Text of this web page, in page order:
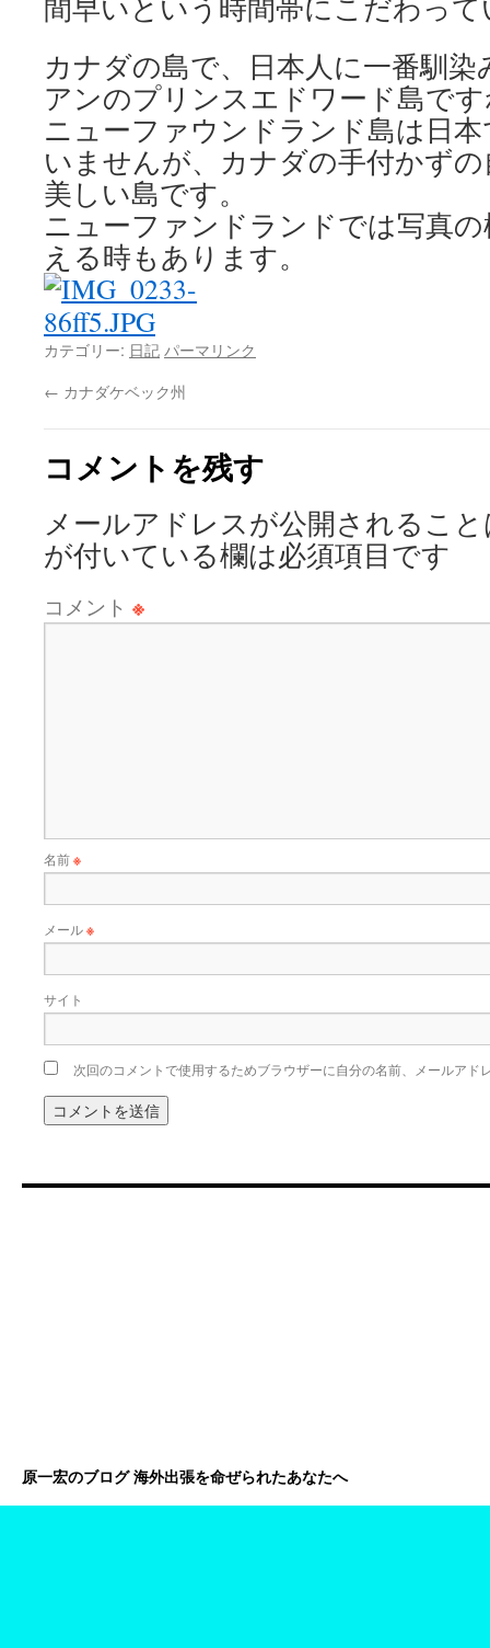
間早いという時間帯にこだわっ
カナダの島で、日本人に一番馴
アンのプリンスエドワード島で
ニューファウンドランド島は日
いませんが、カナダの手付かず
美しい島です。
ニューファンドランドでは写真
える時もあります。
カテゴリー: 日記 パーマリンク
← カナダケベック州
コメントを残す
メールアドレスが公開されるこ
が付いている欄は必須項目です
コメント ※
名前※
メール※
サイト
次回のコメントで使用するためブラウザーに自分の名前、メールアド
原一宏のブログ 海外出張を命ぜられたあなたへ